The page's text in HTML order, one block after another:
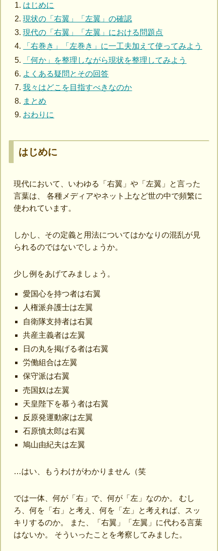
はじめに
現状の「右翼」「左翼」の確認
現代の「右翼」「左翼」における問題点
「右巻き」「左巻き」に一工夫加えて使ってみよう
「何か」を整理しながら現状を整理してみよう
よくある疑問とその回答
我々はどこを目指すべきなのか
まとめ
おわりに
はじめに
現代において、いわゆる「右翼」や「左翼」と言った
言葉は、 各種メディアやネット上など世の中で頻繁に
使われています。
しかし、その定義と用法についてはかなりの混乱が見
られるのではないでしょうか。
少し例をあげてみましょう。
愛国心を持つ者は右翼
人権派弁護士は左翼
自衛隊支持者は右翼
共産主義者は左翼
日の丸を掲げる者は右翼
労働組合は左翼
保守派は右翼
売国奴は左翼
天皇陛下を慕う者は右翼
反原発運動家は左翼
石原慎太郎は右翼
鳩山由紀夫は左翼
…はい、もうわけがわかりません（笑
では一体、何が「右」で、何が「左」なのか。 むし
ろ、何を「右」と考え、何を「左」と考えれば、スッ
キリするのか。 また、「右翼」「左翼」に代わる言葉
はないか。 そういったことを考察してみました。